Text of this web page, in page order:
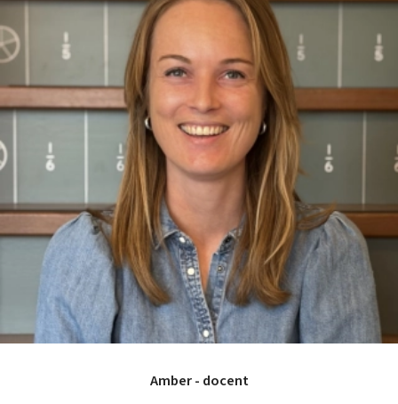
Amber - docent